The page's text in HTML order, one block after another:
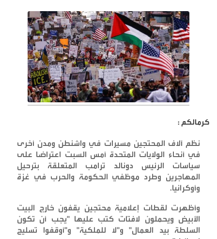
كرمالكم :
نظم آلاف المحتجين مسيرات في واشنطن ومدن أخرى
في أنحاء الولايات المتحدة أمس السبت اعتراضا على
سياسات الرئيس دونالد ترامب المتعلقة بترحيل
المهاجرين وطرد موظفي الحكومة والحرب في غزة
وأوكرانيا.
وأظهرت لقطات إعلامية محتجين يقفون خارج البيت
الأبيض ويحملون لافتات كتب عليها "يجب أن تكون
السلطة بيد العمال" و"لا للملكية" و"أوقفوا تسليح